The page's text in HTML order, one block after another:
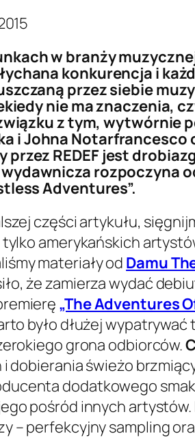
w branży
konkurencja i
przez siebie
nie ma znaczenia,
z tym, wytwórnie
i Johna
przez REDEF jest
rozpoczyna
Adventures”.
części artykułu,
amerykańskich
materiały od Damu
że zamierza wydać
„The Adventures
było dłużej
grona odbiorców.
dobierania świeżo
dodatkowego
pośród innych
– perfekcyjny sampling